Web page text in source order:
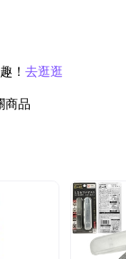
！ 去逛逛
商品